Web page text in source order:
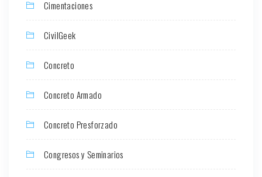
Cimentaciones
CivilGeek
Concreto
Concreto Armado
Concreto Presforzado
Congresos y Seminarios